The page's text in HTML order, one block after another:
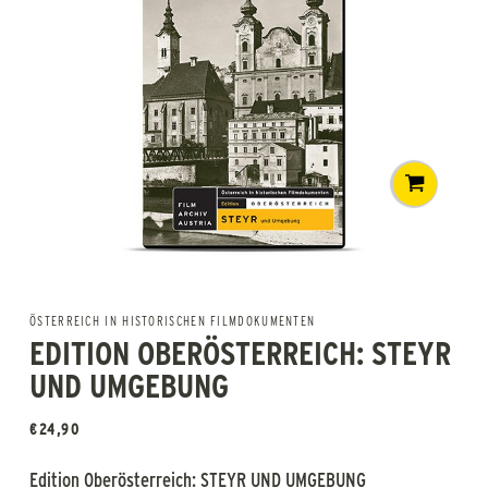
ÖSTERREICH IN HISTORISCHEN FILMDOKUMENTEN
EDITION OBERÖSTERREICH: STEYR
UND UMGEBUNG
€24,90
Edition Oberösterreich: STEYR UND UMGEBUNG